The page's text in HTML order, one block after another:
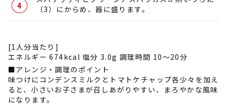
（3）にからめ、器に盛ります。
[1人分当たり]
エネルギー 674kcal 塩分 3.0g 調理時間 10～20分
■アレンジ・調理のポイント
味つけにコンデンスミルクとトマトケチャップ各少々を加え
ると、小さいお子さまが召しあがりやすい、まろやかな風味
になります。